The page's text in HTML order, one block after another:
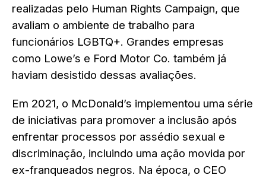
realizadas pelo Human Rights Campaign, que
avaliam o ambiente de trabalho para
funcionários LGBTQ+. Grandes empresas
como Lowe’s e Ford Motor Co. também já
haviam desistido dessas avaliações.
Em 2021, o McDonald’s implementou uma série
de iniciativas para promover a inclusão após
enfrentar processos por assédio sexual e
discriminação, incluindo uma ação movida por
ex-franqueados negros. Na época, o CEO